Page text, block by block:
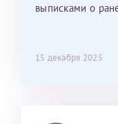
выписками о
15 декабря 2025